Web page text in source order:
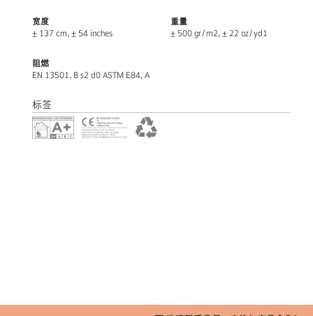
宽度
± 137 cm, ± 54 inches
重量
± 500 gr/m2, ± 22 oz/yd1
阻燃
EN 13501, B s2 d0 ASTM E84, A
标签